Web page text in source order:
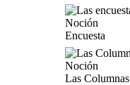
Encuesta
Las Columnas